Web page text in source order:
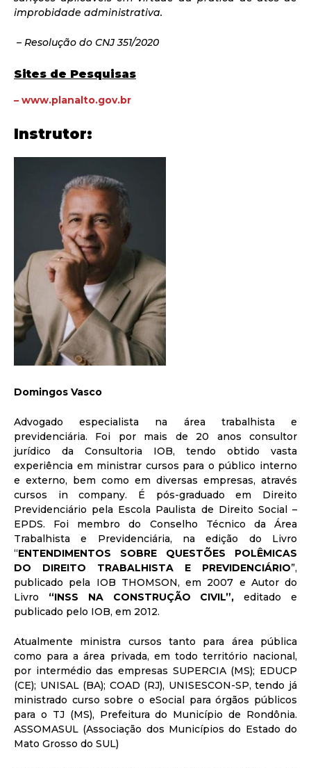
improbidade administrativa.
– Resolução do CNJ 351/2020
Sites de Pesquisas
– www.planalto.gov.br
Instrutor:
Domingos Vasco
Advogado especialista na área trabalhista e
previdenciária. Foi por mais de 20 anos consultor
jurídico da Consultoria IOB, tendo obtido vasta
experiência em ministrar cursos para o público interno
e externo, bem como em diversas empresas, através
cursos in company. É pós-graduado em Direito
Previdenciário pela Escola Paulista de Direito Social –
EPDS. Foi membro do Conselho Técnico da Área
Trabalhista e Previdenciária, na edição do Livro
“ENTENDIMENTOS SOBRE QUESTÕES POLÊMICAS
DO DIREITO TRABALHISTA E PREVIDENCIÁRIO”,
publicado pela IOB THOMSON, em 2007 e Autor do
Livro “INSS NA CONSTRUÇÃO CIVIL”,editado e
publicado pelo IOB, em 2012.
Atualmente ministra cursos tanto para área pública
como para a área privada, em todo território nacional,
por intermédio das empresas SUPERCIA (MS); EDUCP
(CE); UNISAL (BA); COAD (RJ), UNISESCON-SP, tendo já
ministrado curso sobre o eSocial para órgãos públicos
para o TJ (MS), Prefeitura do Município de Rondônia.
ASSOMASUL (Associação dos Municípios do Estado do
Mato Grosso do SUL)